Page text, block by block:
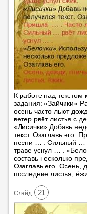
К работе над
задания: «Зайчики»
осень часто льют
ветер рвёт листья с
«Лисички» Добавь
текст. Озаглавь
песни … . Сильный …
траве уснул … .
составь несколько
Озаглавь его. Осень,
последние листья,
Cлайд 21